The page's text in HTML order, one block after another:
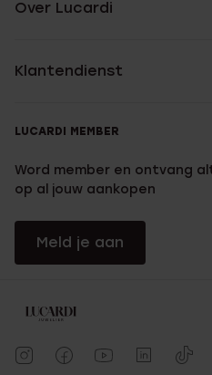
Over Lucardi
Klantendienst
LUCARDI MEMBER
Word member en ontvang
op al jouw aankopen
Meld je aan